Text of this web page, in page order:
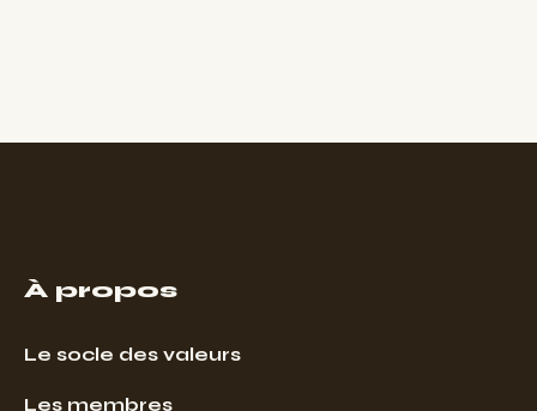
À propos
Le socle des valeurs
Les membres